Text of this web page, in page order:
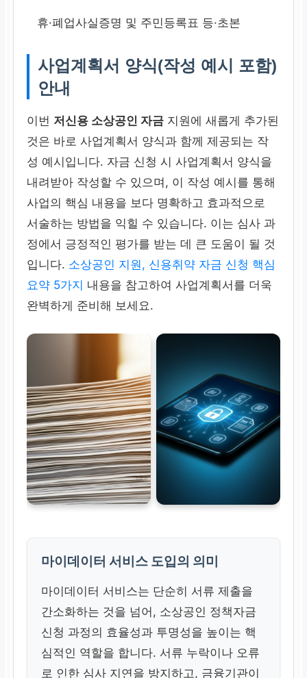
휴·폐업사실증명 및 주민등록표 등·초본
사업계획서 양식(작성 예시 포함)
안내
이번 저신용 소상공인 자금 지원에 새롭게 추가된
것은 바로 사업계획서 양식과 함께 제공되는 작
성 예시입니다. 자금 신청 시 사업계획서 양식을
내려받아 작성할 수 있으며, 이 작성 예시를 통해
사업의 핵심 내용을 보다 명확하고 효과적으로
서술하는 방법을 익힐 수 있습니다. 이는 심사 과
정에서 긍정적인 평가를 받는 데 큰 도움이 될 것
입니다. 소상공인 지원, 신용취약 자금 신청 핵심
요약 5가지 내용을 참고하여 사업계획서를 더욱
완벽하게 준비해 보세요.
마이데이터 서비스 도입의 의미
마이데이터 서비스는 단순히 서류 제출을
간소화하는 것을 넘어, 소상공인 정책자금
신청 과정의 효율성과 투명성을 높이는 핵
심적인 역할을 합니다. 서류 누락이나 오류
로 인한 심사 지연을 방지하고, 금융기관이